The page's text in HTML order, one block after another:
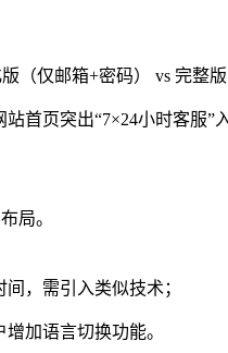
（仅邮箱+密码） vs 完整
首页突出“7×24小时客服”入
局。
，需引入类似技术；
加语言切换功能。